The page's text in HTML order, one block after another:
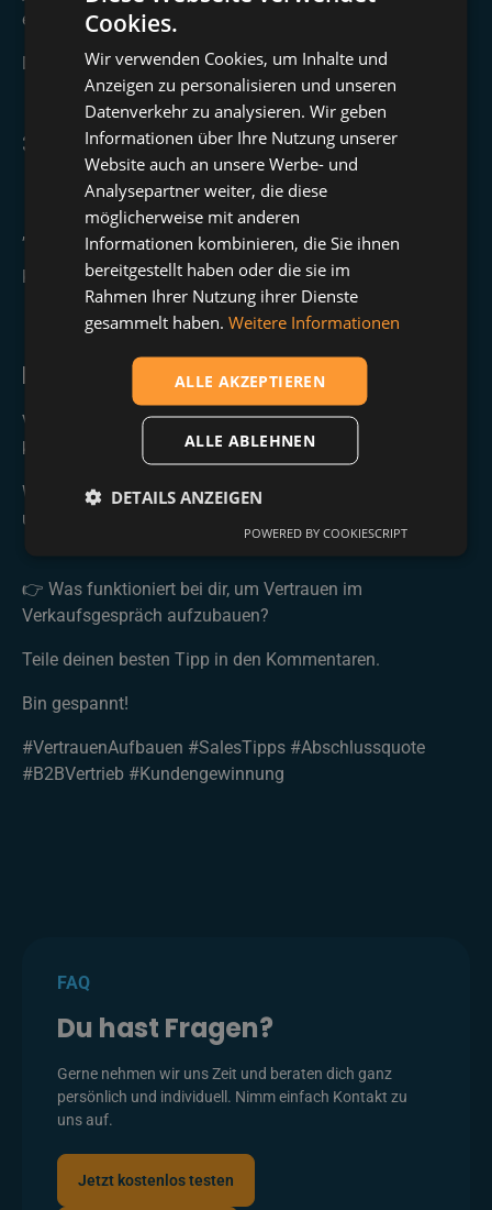
entscheiden kannst?“
Das schafft Nähe und macht dich greifbar.
3. Micro-Commitment einbauen
📌 Noch im Call ein kleines Ja ermöglichen:
„Möchtest du schon mal Zugang zur Testphase?“
Kleine Zusagen ebnen den Weg zur großen Entscheidung.
Fazit:
Vertrauen entsteht nicht zufällig – es entsteht durch
kleine, gezielte Signale.
Wer das bewusst gestaltet, hat weniger offene Angebote
und mehr echte Abschlüsse.
👉 Was funktioniert bei dir, um Vertrauen im
Verkaufsgespräch aufzubauen?
Teile deinen besten Tipp in den Kommentaren.
Bin gespannt!
#VertrauenAufbauen #SalesTipps #Abschlussquote
#B2BVertrieb #Kundengewinnung
FAQ
Du hast Fragen?
Gerne nehmen wir uns Zeit und beraten dich ganz
persönlich und individuell. Nimm einfach Kontakt zu
uns auf.
Jetzt kostenlos testen
Cookies.
Wir verwenden Cookies, um Inhalte und
Anzeigen zu personalisieren und unseren
Datenverkehr zu analysieren. Wir geben
Informationen über Ihre Nutzung unserer
Website auch an unsere Werbe- und
Analysepartner weiter, die diese
möglicherweise mit anderen
Informationen kombinieren, die Sie ihnen
bereitgestellt haben oder die sie im
Rahmen Ihrer Nutzung ihrer Dienste
gesammelt haben.Weitere Informationen
ALLE AKZEPTIEREN
ALLE ABLEHNEN
DETAILS ANZEIGEN
POWERED BY COOKIESCRIPT